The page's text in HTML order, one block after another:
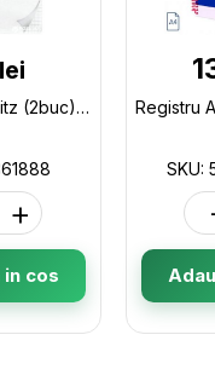
lei
Caiet A5 Herlitz (2buc) perforat 11361888
+
cos
SKU: